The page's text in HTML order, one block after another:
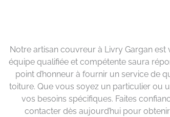
Notre artisan couvreur à Livry Gargan
équipe qualifiée et compétente saura
point d’honneur à fournir un service de
toiture. Que vous soyez un particulier ou
vos besoins spécifiques. Faites
contacter dès aujourd’hui pour